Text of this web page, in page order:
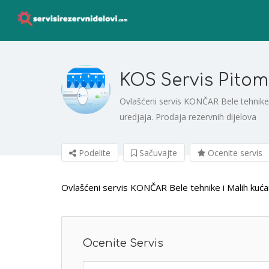
KOS Servis
Ovlašćeni servis KONČAR Bele
uredjaja. Prodaja rezervnih dijelova
Podelite Sačuvajte Ocenite servis
Ovlašćeni servis KONČAR Bele tehnike i Malih
Ocenite Servis